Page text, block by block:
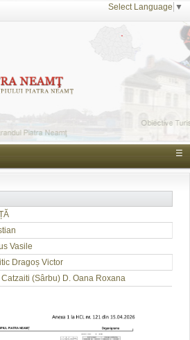
Select Language ▼
☰
Vasile
Dragoș Victor
(Sârbu) D. Oana Roxana